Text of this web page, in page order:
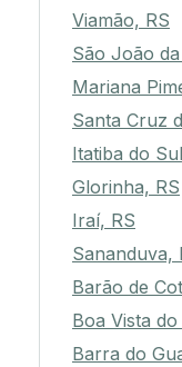
Viamão, RS
São João
Mariana
Santa Cruz
Itatiba do
Glorinha, RS
Iraí, RS
Sananduva,
Barão de
Boa Vista
Barra do